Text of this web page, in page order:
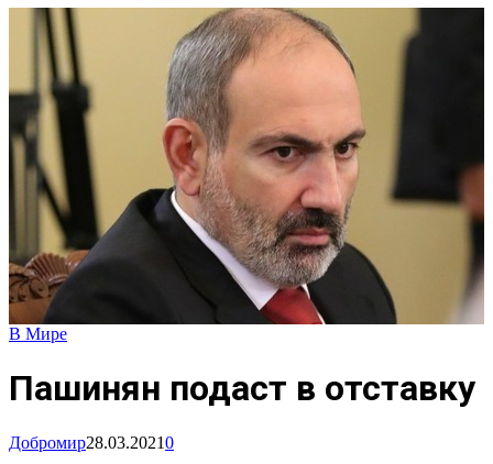
В Мире
Пашинян подаст в отставку
Добромир28.03.20210